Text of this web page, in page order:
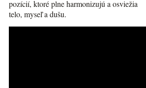
pozícií, ktoré plne harmonizujú a osviežia
telo, myseľ a dušu.